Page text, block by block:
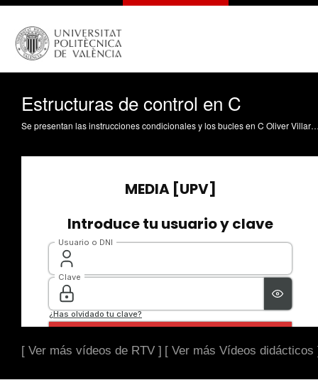
Estructuras de control en C
Se presentan las instrucciones condicionales y los bucles en C Oliver Villarroya, FJ. (2008).
[ Ver más vídeos de RTV ] [ Ver más Vídeos didácticos